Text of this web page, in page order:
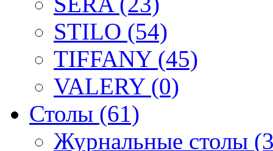
STILO (54)
TIFFANY (45)
VALERY (0)
Столы (61)
Журнальные столы